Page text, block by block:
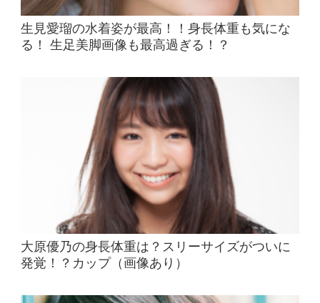
生見愛瑠の水着姿が最高！！身長体重も気にな
る！ 生足美脚画像も最高過ぎる！？
大原優乃の身長体重は？スリーサイズがついに
発覚！？カップ（画像あり）